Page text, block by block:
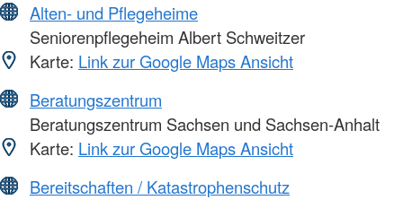
Alten- und Pflegeheime
Seniorenpflegeheim Albert Schweitzer
Karte: Link zur Google Maps Ansicht
Beratungszentrum
Beratungszentrum Sachsen und Sachsen-Anhalt
Karte: Link zur Google Maps Ansicht
Bereitschaften / Katastrophenschutz